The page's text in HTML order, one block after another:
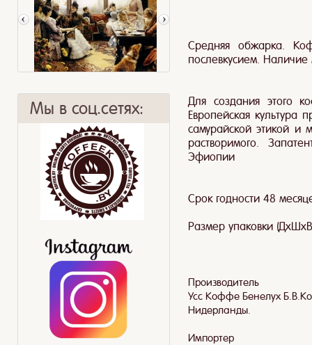
Five o'clock tea
Мы в соц.сетях:
Средняя обжарка.
послевкусием. Наличие
Для создания этого
Европейская
самурайской этикой
растворимого.
Эфиопии
Срок годности 48
Размер упаковки
Производитель
Усс Коффе Бенелух
Нидерланды.
Импортер